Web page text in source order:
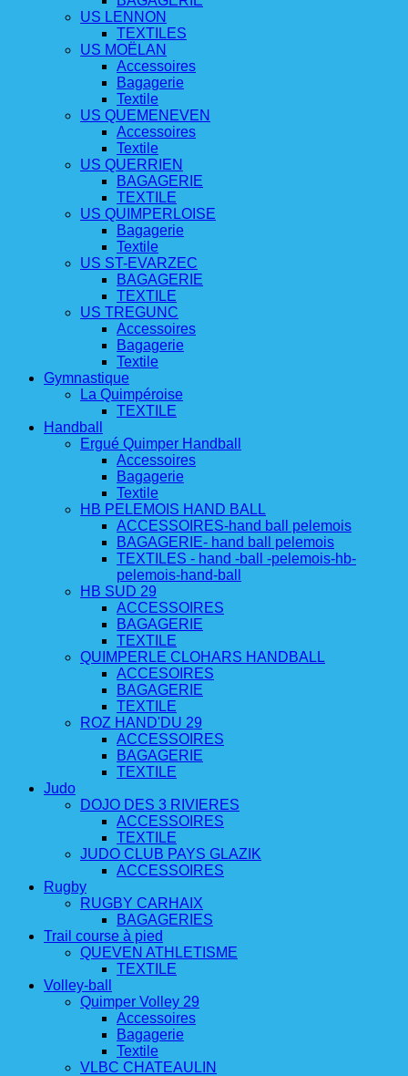
US LENNON
TEXTILES
US MOËLAN
Accessoires
Bagagerie
Textile
US QUEMENEVEN
Accessoires
Textile
US QUERRIEN
BAGAGERIE
TEXTILE
US QUIMPERLOISE
Bagagerie
Textile
US ST-EVARZEC
BAGAGERIE
TEXTILE
US TREGUNC
Accessoires
Bagagerie
Textile
Gymnastique
La Quimpéroise
TEXTILE
Handball
Ergué Quimper Handball
Accessoires
Bagagerie
Textile
HB PELEMOIS HAND BALL
ACCESSOIRES-hand ball pelemois
BAGAGERIE- hand ball pelemois
TEXTILES - hand -ball -pelemois-hb-
pelemois-hand-ball
HB SUD 29
ACCESSOIRES
BAGAGERIE
TEXTILE
QUIMPERLE CLOHARS HANDBALL
ACCESOIRES
BAGAGERIE
TEXTILE
ROZ HAND'DU 29
ACCESSOIRES
BAGAGERIE
TEXTILE
Judo
DOJO DES 3 RIVIERES
ACCESSOIRES
TEXTILE
JUDO CLUB PAYS GLAZIK
ACCESSOIRES
Rugby
RUGBY CARHAIX
BAGAGERIES
Trail course à pied
QUEVEN ATHLETISME
TEXTILE
Volley-ball
Quimper Volley 29
Accessoires
Bagagerie
Textile
VLBC CHATEAULIN